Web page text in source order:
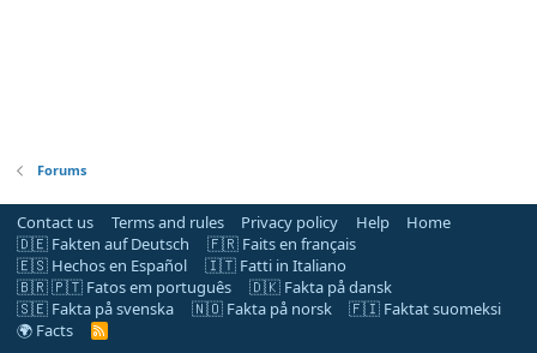
Forums
Contact us Terms and rules Privacy policy Help
Home
🇩🇪 Fakten auf Deutsch
🇫🇷 Faits en français
🇪🇸 Hechos en Español
🇮🇹 Fatti in Italiano
🇧🇷 🇵🇹 Fatos em português
🇩🇰 Fakta på dansk
🇸🇪 Fakta på svenska
🇳🇴 Fakta på norsk
🇫🇮 Faktat suomeksi
🌍 Facts
R